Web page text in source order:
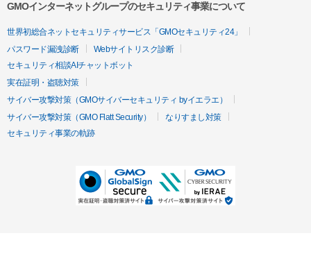
GMOインターネットグループのセキュリティ事業について
世界初総合ネットセキュリティサービス「GMOセキュリティ24」
パスワード漏洩診断
Webサイトリスク診断
セキュリティ相談AIチャットボット
実在証明・盗聴対策
サイバー攻撃対策（GMOサイバーセキュリティ byイエラエ）
サイバー攻撃対策（GMO Flatt Security）
なりすまし対策
セキュリティ事業の軌跡